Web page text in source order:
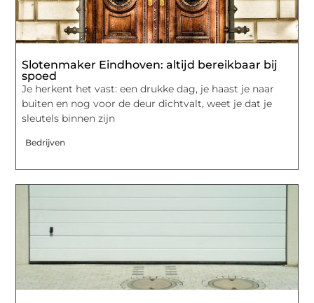
Slotenmaker Eindhoven: altijd bereikbaar bij
spoed
Je herkent het vast: een drukke dag, je haast je naar
buiten en nog voor de deur dichtvalt, weet je dat je
sleutels binnen zijn
Bedrijven